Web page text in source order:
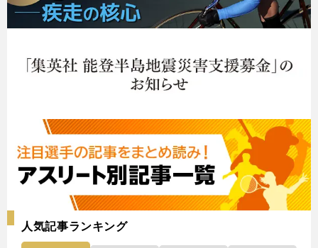
人気記事ランキング